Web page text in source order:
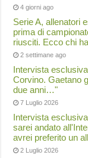
4 giorni ago
Serie A, allenatori
prima di
riusciti. Ecco chi
2 settimane ago
Intervista
Corvino. Gaetano
due anni…"
7 Luglio 2026
Intervista
sarei andato
avrei preferito un
2 Luglio 2026